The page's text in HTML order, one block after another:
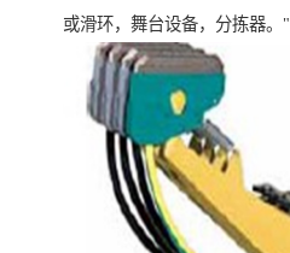
或滑环，舞台设备，分拣器。"